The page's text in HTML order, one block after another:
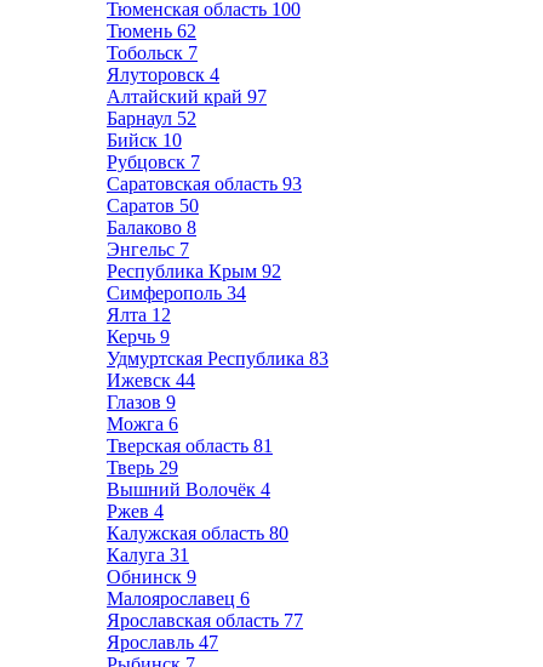
Тюменская область 100
Тюмень 62
Тобольск 7
Ялуторовск 4
Алтайский край 97
Барнаул 52
Бийск 10
Рубцовск 7
Саратовская область 93
Саратов 50
Балаково 8
Энгельс 7
Республика Крым 92
Симферополь 34
Ялта 12
Керчь 9
Удмуртская Республика 83
Ижевск 44
Глазов 9
Можга 6
Тверская область 81
Тверь 29
Вышний Волочёк 4
Ржев 4
Калужская область 80
Калуга 31
Обнинск 9
Малоярославец 6
Ярославская область 77
Ярославль 47